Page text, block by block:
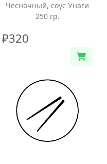
Чесночный, соус Унаги
250 гр.
₽320